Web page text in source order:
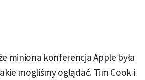
miniona konferencja Apple była
mogliśmy oglądać. Tim Cook i